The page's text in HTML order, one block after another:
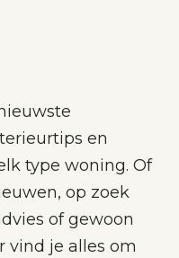
en
type woning. Of
op zoek
of gewoon
vind je alles om